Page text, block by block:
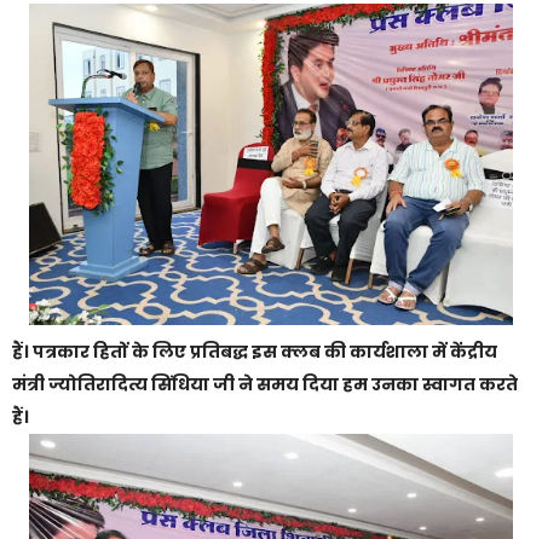
हैं। पत्रकार हितों के लिए प्रतिबद्ध इस क्लब की कार्यशाला में केंद्रीय
मंत्री ज्योतिरादित्य सिंधिया जी ने समय दिया हम उनका स्वागत करते
हैं।